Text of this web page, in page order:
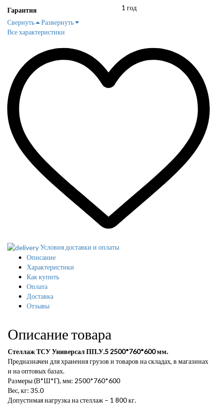
Гарантия
1 год
Свернуть
Развернуть
Все характеристики
Условия доставки и оплаты
Описание
Характеристики
Как купить
Оплата
Доставка
Отзывы
Описание товара
Стеллаж ТСУ Универсал ПП.У.5 2500*760*600 мм.
Предназначен для хранения грузов и товаров на складах, в магазинах
и на оптовых базах.
Размеры (В*Ш*Г), мм: 2500*760*600
Вес, кг: 35.0
Допустимая нагрузка на стеллаж – 1 800 кг.